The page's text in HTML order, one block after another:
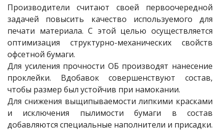
Производители считают своей первоочередной
задачей повысить качество используемого для
печати материала. С этой целью осуществляется
оптимизация структурно-механических свойств
офсетной бумаги.
Для усиления прочности ОБ производят нанесение
проклейки. Вдобавок совершенствуют состав,
чтобы размер был устойчив при намокании.
Для снижения выщипываемости липкими красками
и исключения пылимости бумаги в состав
добавляются специальные наполнители и присадки.